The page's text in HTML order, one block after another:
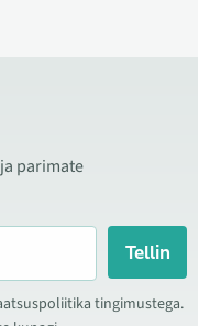
parimate
Tellin
tingimustega.